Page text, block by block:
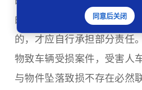
的责任。”也即受害人对损
的，才应自行承担部分责任
物致车辆受损案件，受害人
与物件坠落致损不存在必然
同意后关闭